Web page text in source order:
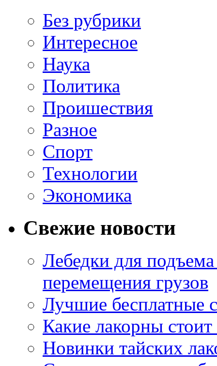
Без рубрики
Интересное
Наука
Политика
Проишествия
Разное
Спорт
Технологии
Экономика
Свежие новости
Лебедки для
перемещения грузов
Лучшие бесплатные
Какие лакорны стоит
Новинки тайских